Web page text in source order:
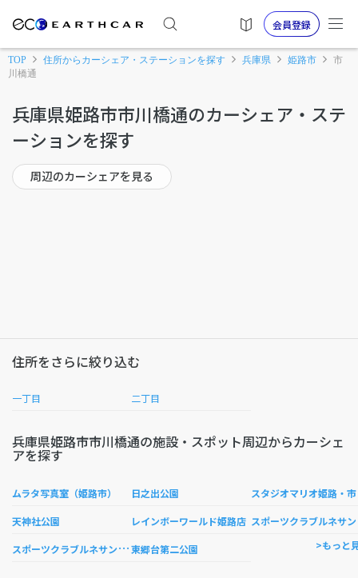
会員登録
TOP 住所からカーシェア・ステーションを探す 兵庫県 姫路市
市
川橋通
兵庫県姫路市市川橋通のカーシェア・ステ
ーションを探す
周辺のカーシェアを見る
住所をさらに絞り込む
一丁目 二丁目
兵庫県姫路市市川橋通の施設・スポット周辺からカーシェ
アを探す
ムラタ写真室（姫路市） 日之出公園 タ
天神社公園 レインボーワールド姫路店
ポ
ス
ポーツクラブルネサンス姫路東郷台第二公園 >もっと